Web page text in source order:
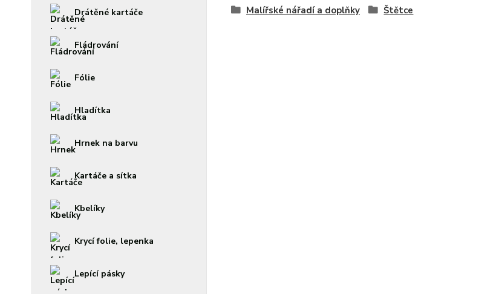
Drátěné kartáče
Fládrování
Fólie
Hladítka
Hrnek na barvu
Kartáče a sítka
Kbelíky
Krycí folie, lepenka
Lepící pásky
Malířské nářadí a doplňky Štětce